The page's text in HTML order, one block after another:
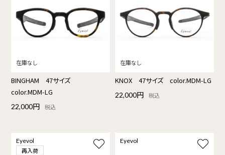
BINGHAM 47サイズ
color.MDM-LG
22,000円 税込
KNOX 47サイズ color.MDM-LG
22,000円 税込
Eyevol
再入荷
Eyevol